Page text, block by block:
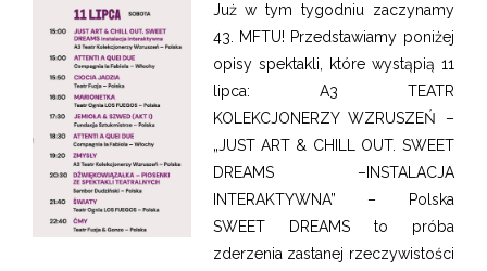
Już w tym tygodniu zaczynamy
43. MFTU! Przedstawiamy poniżej
opisy spektakli, które wystąpią 11
lipca: A3 TEATR
KOLEKCJONERZY WZRUSZEŃ –
„JUST ART & CHILL OUT. SWEET
DREAMS –INSTALACJA
INTERAKTYWNA” – Polska
SWEET DREAMS to próba
zderzenia zastanej rzeczywistości